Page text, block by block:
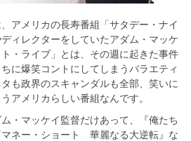
アメリカの長寿番組「サタデー・ナイ
ィレクターをしていたアダム・マッケ
・ライブ」とは、その週に起きた事件
に爆笑コントにしてしまうバラエティ
も政界のスキャンダルも全部、笑いに
アメリカらしい番組なんです。
・マッケイ監督だけあって、『俺たち
マネー・ショート 華麗なる大逆転』な